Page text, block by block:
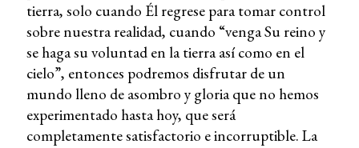
tierra, solo cuando Él regrese para tomar control
sobre nuestra realidad, cuando “venga Su reino y
se haga su voluntad en la tierra así como en el
cielo”, entonces podremos disfrutar de un
mundo lleno de asombro y gloria que no hemos
experimentado hasta hoy, que será
completamente satisfactorio e incorruptible. La